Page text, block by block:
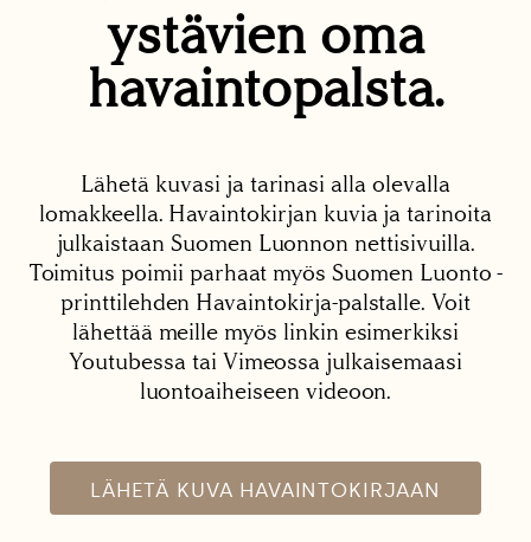
ystävien oma
havaintopalsta.
Lähetä kuvasi ja tarinasi alla olevalla
lomakkeella. Havaintokirjan kuvia ja tarinoita
julkaistaan Suomen Luonnon nettisivuilla.
Toimitus poimii parhaat myös Suomen Luonto -
printtilehden Havaintokirja-palstalle. Voit
lähettää meille myös linkin esimerkiksi
Youtubessa tai Vimeossa julkaisemaasi
luontoaiheiseen videoon.
LÄHETÄ KUVA HAVAINTOKIRJAAN